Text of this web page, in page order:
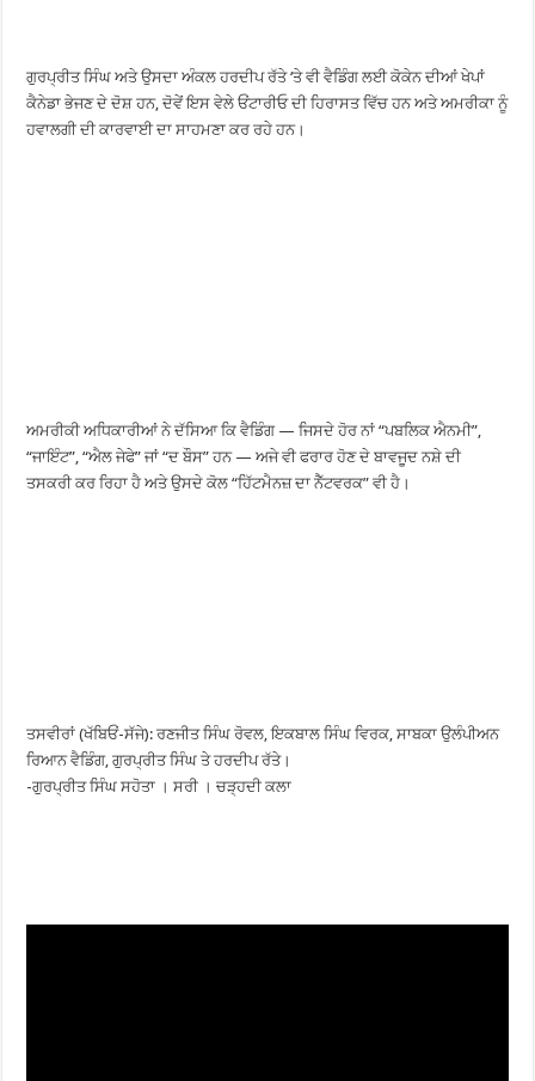
ਗੁਰਪ੍ਰੀਤ ਸਿੰਘ ਅਤੇ ਉਸਦਾ ਅੰਕਲ ਹਰਦੀਪ ਰੱਤੇ ‘ਤੇ ਵੀ ਵੈਡਿੰਗ ਲਈ ਕੋਕੇਨ ਦੀਆਂ ਖੇਪਾਂ
ਕੈਨੇਡਾ ਭੇਜਣ ਦੇ ਦੋਸ਼ ਹਨ, ਦੋਵੇਂ ਇਸ ਵੇਲੇ ਓਂਟਾਰੀਓ ਦੀ ਹਿਰਾਸਤ ਵਿੱਚ ਹਨ ਅਤੇ ਅਮਰੀਕਾ ਨੂੰ
ਹਵਾਲਗੀ ਦੀ ਕਾਰਵਾਈ ਦਾ ਸਾਹਮਣਾ ਕਰ ਰਹੇ ਹਨ।
ਅਮਰੀਕੀ ਅਧਿਕਾਰੀਆਂ ਨੇ ਦੱਸਿਆ ਕਿ ਵੈਡਿੰਗ — ਜਿਸਦੇ ਹੋਰ ਨਾਂ “ਪਬਲਿਕ ਐਨਮੀ”,
“ਜਾਇੰਟ”, “ਐਲ ਜੇਫੇ” ਜਾਂ “ਦ ਬੌਸ” ਹਨ — ਅਜੇ ਵੀ ਫਰਾਰ ਹੋਣ ਦੇ ਬਾਵਜੂਦ ਨਸ਼ੇ ਦੀ
ਤਸਕਰੀ ਕਰ ਰਿਹਾ ਹੈ ਅਤੇ ਉਸਦੇ ਕੋਲ “ਹਿੱਟਮੈਨਜ਼ ਦਾ ਨੈੱਟਵਰਕ” ਵੀ ਹੈ।
ਤਸਵੀਰਾਂ (ਖੱਬਿਓਂ-ਸੱਜੇ): ਰਣਜੀਤ ਸਿੰਘ ਰੋਵਲ, ਇਕਬਾਲ ਸਿੰਘ ਵਿਰਕ, ਸਾਬਕਾ ਉਲੰਪੀਅਨ
ਰਿਆਨ ਵੈਡਿੰਗ, ਗੁਰਪ੍ਰੀਤ ਸਿੰਘ ਤੇ ਹਰਦੀਪ ਰੱਤੇ।
-ਗੁਰਪ੍ਰੀਤ ਸਿੰਘ ਸਹੋਤਾ । ਸਰੀ । ਚੜ੍ਹਦੀ ਕਲਾ